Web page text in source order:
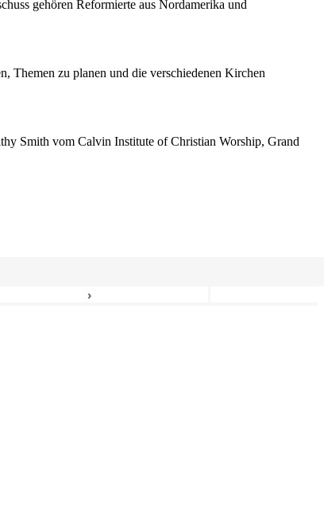
gehören Reformierte aus Nordamerika und
Themen zu planen und die verschiedenen Kirchen
Smith vom Calvin Institute of Christian Worship, Grand
›